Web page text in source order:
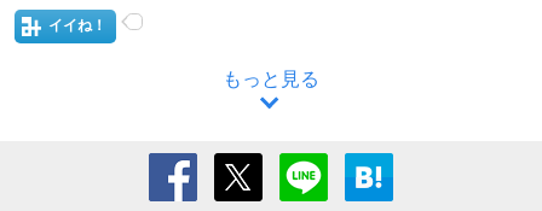
イイね！
もっと見る